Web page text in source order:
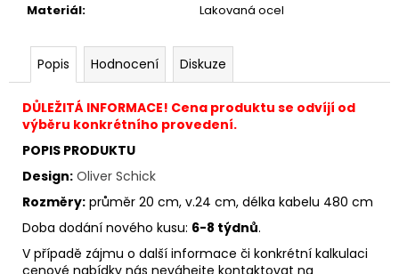
Materiál: Lakovaná ocel
Popis Hodnocení Diskuze
DŮLEŽITÁ INFORMACE! Cena produktu se odvíjí od
výběru konkrétního provedení.
POPIS PRODUKTU
Design: Oliver Schick
Rozměry: průměr 20 cm, v.24 cm, délka kabelu 480 cm
Doba dodání nového kusu: 6-8 týdnů.
V případě zájmu o další informace či konkrétní kalkulaci
cenové nabídky nás neváhejte kontaktovat na